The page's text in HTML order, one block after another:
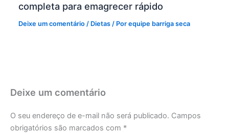
completa para emagrecer rápido
Deixe um comentário / Dietas / Porequipe barriga seca
Deixe um comentário
O seu endereço de e-mail não será publicado. Campos
obrigatórios são marcados com *